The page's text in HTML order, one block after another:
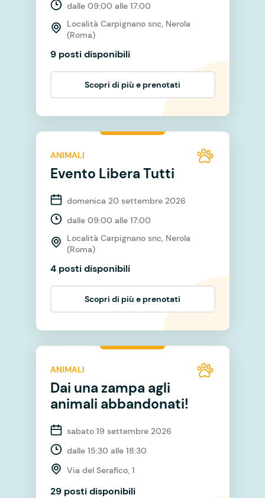
dalle 09:00 alle 17:00
Località Carpignano snc, Nerola
(Roma)
9 posti disponibili
Scopri di più e prenotati
ANIMALI
Evento Libera Tutti
domenica 20 settembre 2026
dalle 09:00 alle 17:00
Località Carpignano snc, Nerola
(Roma)
4 posti disponibili
Scopri di più e prenotati
ANIMALI
Dai una zampa agli
animali abbandonati!
sabato 19 settembre 2026
dalle 15:30 alle 18:30
Via del Serafico, 1
29 posti disponibili